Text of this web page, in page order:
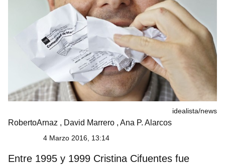
idealista/news
RobertoArnaz , David Marrero , Ana P. Alarcos
4 Marzo 2016, 13:14
Entre 1995 y 1999 Cristina Cifuentes fue